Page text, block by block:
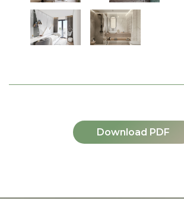
Download PDF